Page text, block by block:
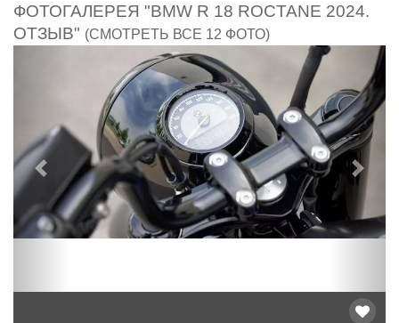
ФОТОГАЛЕРЕЯ "BMW R 18 ROCTANE 2024.
ОТЗЫВ" (СМОТРЕТЬ ВСЕ 12 ФОТО)
Предыдущий